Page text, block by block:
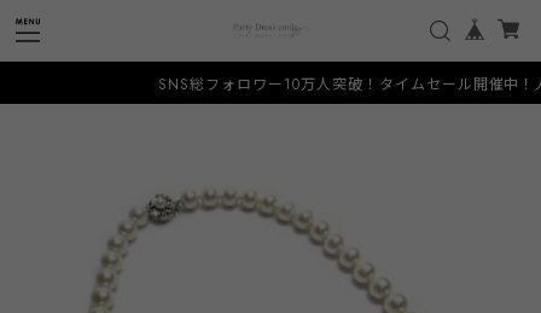
SNS総フォロワー10万人突破！タイムセール開催中！